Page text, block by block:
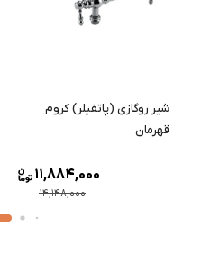
شیر روگازی (پاتفیلر) کروم
قهرمان
14,148,000
11,884,000